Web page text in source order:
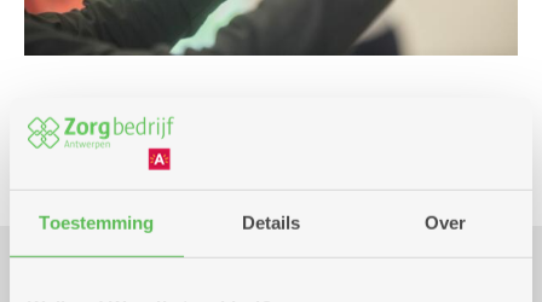
Toestemming Details Over
Beweging